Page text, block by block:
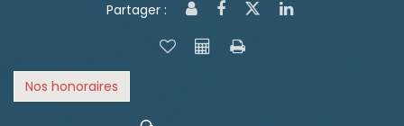
Partager :
Nos honoraires